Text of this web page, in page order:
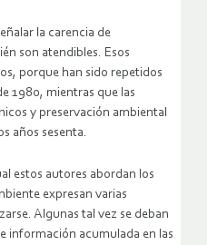
la carencia de
son atendibles. Esos
porque han sido repetidos
1980, mientras que las
y preservación ambiental
años sesenta.
estos autores abordan los
expresan varias
Algunas tal vez se deban
información acumulada en las